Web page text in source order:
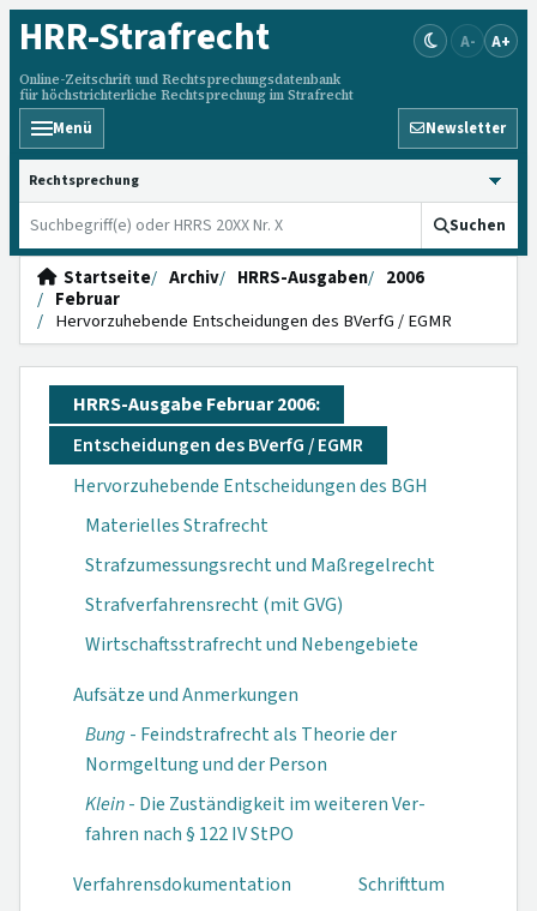
HRR-Strafrecht
Online-Zeitschrift und Rechtsprechungsdatenbank
für höchstrichterliche Rechtsprechung im Strafrecht
A- A+
Menü Newsletter
HRRS durchsuchen
Suchen
Startseite Archiv HRRS-Ausgaben
2006
Februar
Hervorzuhebende Entscheidungen des BVerfG / EGMR
HRRS-Ausgabe Februar 2006:
Entscheidungen des BVerfG / EGMR
Hervorzuhebende Entscheidungen des BGH
Materielles Strafrecht
Strafzumessungsrecht und Maßregelrecht
Strafverfahrensrecht (mit GVG)
Wirtschaftsstrafrecht und Nebengebiete
Aufsätze und Anmerkungen
Bung - Feindstraf­recht als Theorie der
Normgeltung und der Person
Klein- Die Zu­ständigkeit im weiteren Ver­
fahren nach § 122 IV StPO
Verfahrensdokumen­tation
Schrifttum